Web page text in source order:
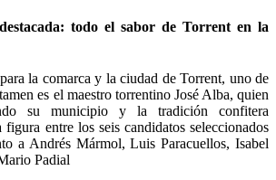
todo el sabor de Torrent en la
la comarca y la ciudad de Torrent, uno de
es el maestro torrentino José Alba, quien
su municipio y la tradición confitera
figura entre los seis candidatos seleccionados
a Andrés Mármol, Luis Paracuellos, Isabel
Padial